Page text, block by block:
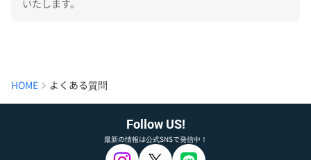
いたします。
HOME よくある質問
Follow US!
最新の情報は公式SNSで発信中！